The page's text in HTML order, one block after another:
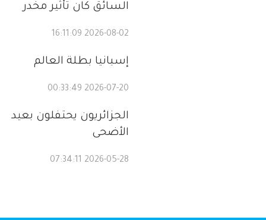
السائق كان تأثير مخدر
2026-08-02 16:11:09
إسبانيا بطلة العالم
2026-07-20 00:33:49
الجزائريون يحتفلون بعيد
الأضحى
2026-05-28 07:34:11